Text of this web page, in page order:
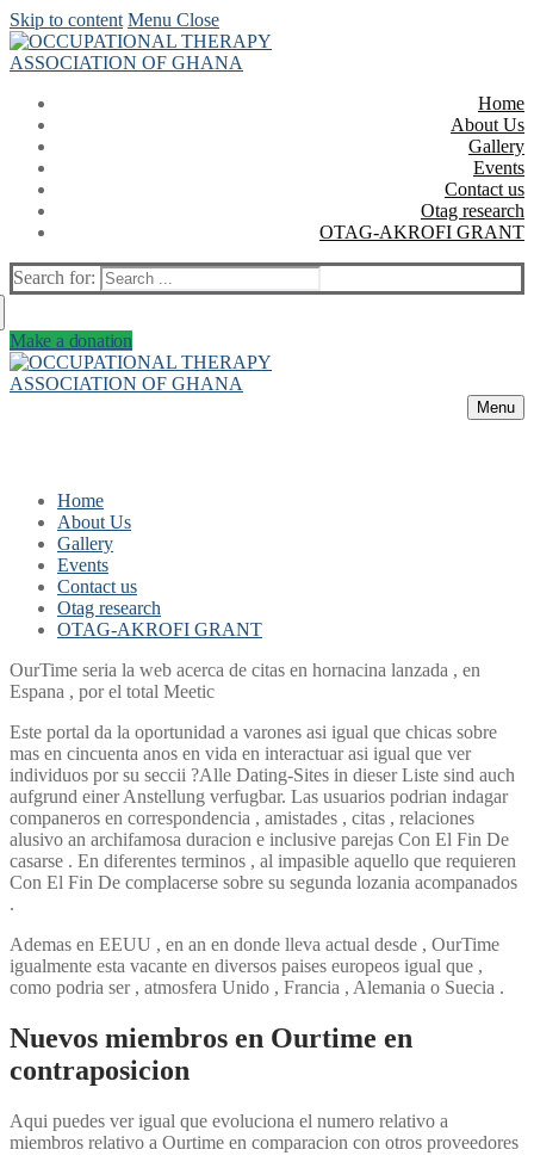
Skip to content Menu Close
Home
About Us
Gallery
Events
Contact us
Otag research
OTAG-AKROFI GRANT
Search for:
Make a donation
Menu
Home
About Us
Gallery
Events
Contact us
Otag research
OTAG-AKROFI GRANT
OurTime seri­a la web acerca de citas en hornacina lanzada , en
Espana , por el total Meetic
Este portal da la oportunidad a varones asi­ igual que chicas sobre
mas en cincuenta anos en vida en interactuar asi­ igual que ver
individuos por su seccii ?Alle Dating-Sites in dieser Liste sind auch
aufgrund einer Anstellung verfugbar. Las usuarios podri­an indagar
companeros en correspondencia , amistades , citas , relaciones
alusivo an archifamosa duracion e inclusive parejas Con El Fin De
casarse . En diferentes terminos , al impasible aquello que requieren
Con El Fin De complacerse sobre su segunda lozania acompanados
.
Ademas en EEUU , en an en donde lleva actual desde , OurTime
igualmente esta vacante en diversos paises europeos igual que ,
como podri­a ser , atmosfera Unido , Francia , Alemania o Suecia .
Nuevos miembros en Ourtime en
contraposicion
Aqui puedes ver igual que evoluciona el numero relativo a
miembros relativo a Ourtime en comparacion con otros proveedores